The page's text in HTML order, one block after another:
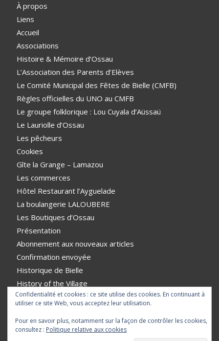
À propos
Liens
Accueil
Associations
Histoire & Mémoire d’Ossau
L’Association des Parents d’Elèves
Le Comité Municipal des Fêtes de Bielle (CMFB)
Règles officielles du UNO au CMFB
Le groupe folklorique : Lou Cuyala d’Aüssaü
Le Lauriolle d’Ossau
Les pêcheurs
Cookies
Gîte la Grange – Lamazou
Les commerces
Hôtel Restaurant l’Ayguelade
La boulangerie LALOUBERE
Les Boutiques d’Ossau
Présentation
Abonnement aux nouveaux articles
Confirmation envoyée
Historique de Bielle
History of the Village
VTT
Confidentialité et cookies : ce site utilise des cookies. En continuant à
utiliser ce site Web, vous acceptez leur utilisation.
Pour en savoir plus, notamment sur la façon de contrôler les cookies,
consultez : Politique relative aux cookies